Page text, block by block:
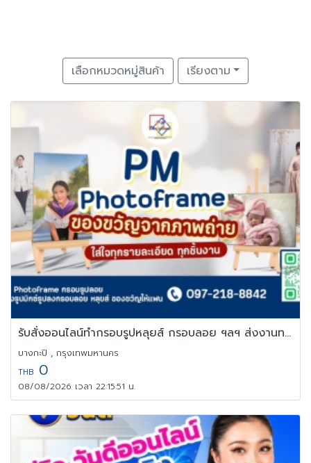
เลือกหมวดหมู่สินค้า เรียงตาม
รับสั่งออนไลน์ทำกรอบรูปหลุยส์ กรอบลอย ฯลฯ ส่งงานทางไปรษณีย์
บางกะปิ , กรุงเทพมหานคร
THB 0
08/08/2026 เวลา 22:15:51 น.